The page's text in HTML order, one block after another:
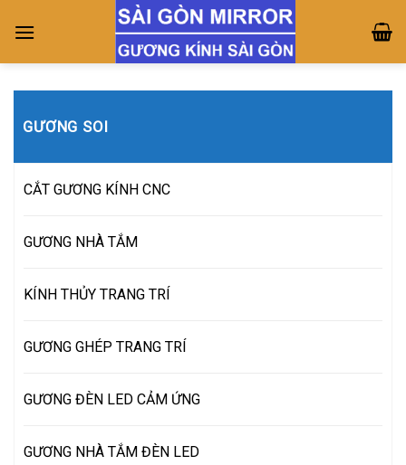
GƯƠNG SOI
CẮT GƯƠNG KÍNH CNC
GƯƠNG NHÀ TẮM
KÍNH THỦY TRANG TRÍ
GƯƠNG GHÉP TRANG TRÍ
GƯƠNG ĐÈN LED CẢM ỨNG
GƯƠNG NHÀ TẮM ĐÈN LED